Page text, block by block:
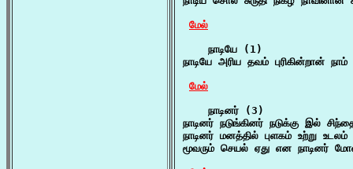
மேல்
    நாடியே (1)
நாடியே அரிய தவம் புரிகின்றான்
மேல்
    நாடினர் (3)
நாடினர் நடுங்கினர் நடுக்கு இல்
நாடினர் மனத்தில் புளகம் உற்று
மூவரும் செயல் ஏது என நாடினர்